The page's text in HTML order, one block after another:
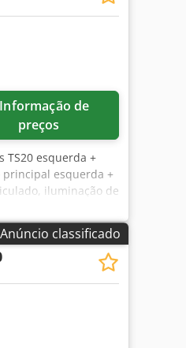
preços
TS20 esquerda +
principal esquerda +
iluminação de
A Tzwefx Altof
Anúncio classificado